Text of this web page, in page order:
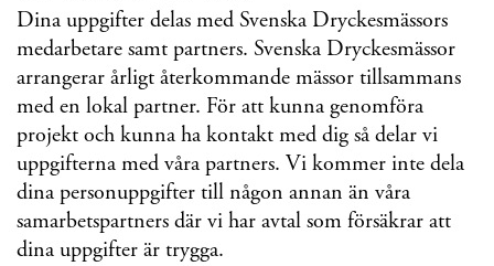
Dina uppgifter delas med Svenska Dryckesmässors
medarbetare samt partners. Svenska Dryckesmässor
arrangerar årligt återkommande mässor tillsammans
med en lokal partner. För att kunna genomföra
projekt och kunna ha kontakt med dig så delar vi
uppgifterna med våra partners. Vi kommer inte dela
dina personuppgifter till någon annan än våra
samarbetspartners där vi har avtal som försäkrar att
dina uppgifter är trygga.